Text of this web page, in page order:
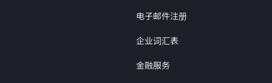
电子邮件注册
企业词汇表
金融服务